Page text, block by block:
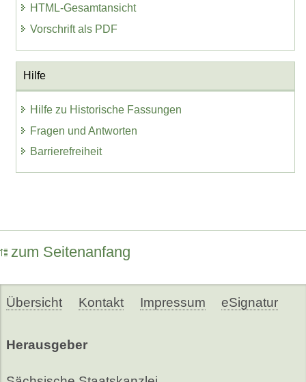
HTML-Gesamtansicht
Vorschrift als PDF
Hilfe
Hilfe zu Historische Fassungen
Fragen und Antworten
Barrierefreiheit
zum Seitenanfang
Übersicht Kontakt Impressum eSignatur
Herausgeber